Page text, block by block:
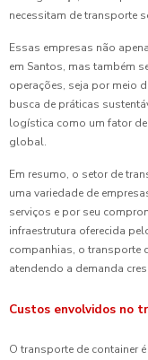
necessitam de transporte
Essas empresas não
em Santos, mas também
operações, seja por meio
busca de práticas
logística como um fator
global.
Em resumo, o setor de
uma variedade de
serviços e por seu
infraestrutura oferecida
companhias, o transporte
atendendo a demanda
Custos envolvidos no
O transporte de container